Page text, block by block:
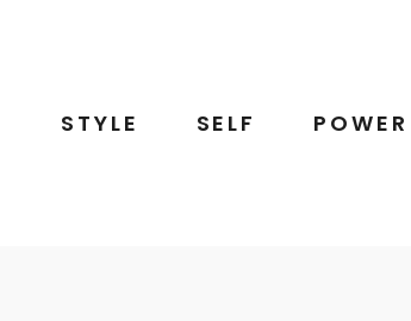
STYLE SELF POWER